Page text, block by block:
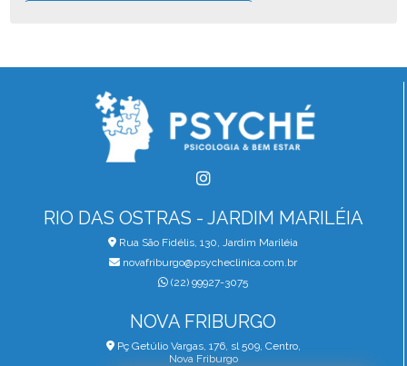
SABER PARA COMEÇAR
RIO DAS OSTRAS - JARDIM MARILÉIA
Rua São Fidélis, 130, Jardim Mariléia
novafriburgo@psycheclinica.com.br
(22) 99927-3075
NOVA FRIBURGO
Pç Getúlio Vargas, 176, sl 509, Centro,
Nova Friburgo